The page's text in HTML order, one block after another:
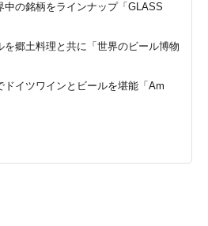
中の銘柄をラインナップ「GLASS
を郷土料理と共に「世界のビール博物
ドイツワインとビールを堪能「Am